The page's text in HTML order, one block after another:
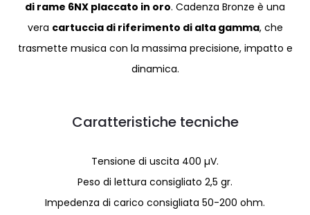
di rame 6NX placcato in oro. Cadenza Bronze è una
vera cartuccia di riferimento di alta gamma, che
trasmette musica con la massima precisione, impatto e
dinamica.
Caratteristiche tecniche
Tensione di uscita 400 µV.
Peso di lettura consigliato 2,5 gr.
Impedenza di carico consigliata 50-200 ohm.